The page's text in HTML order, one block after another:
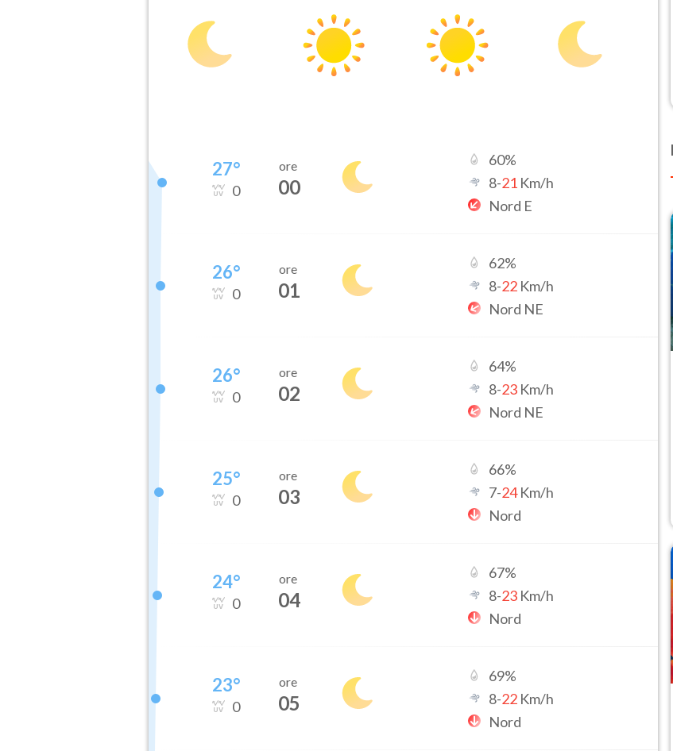
27°
0
ore
00
60%
8-21 Km/h
Nord E
26°
0
ore
01
62%
8-22 Km/h
Nord NE
26°
0
ore
02
64%
8-23 Km/h
Nord NE
25°
0
ore
03
66%
7-24Km/h
Nord
24°
0
ore
04
67%
8-23 Km/h
Nord
23°
0
ore
05
69%
8-22 Km/h
Nord